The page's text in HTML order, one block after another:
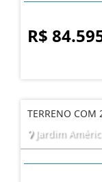
R$
TERRENO COM
Jardim